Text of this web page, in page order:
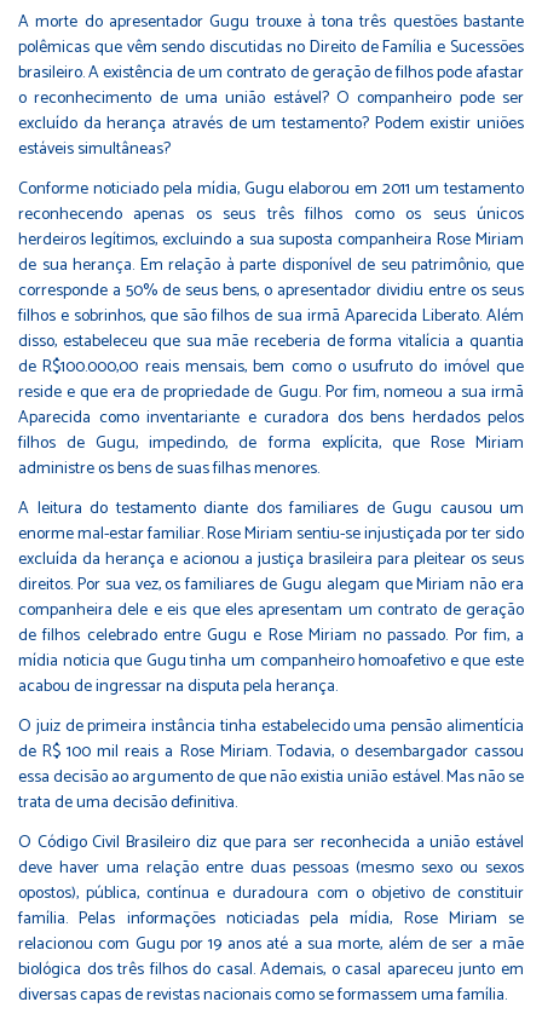
A morte do apresentador Gugu trouxe à tona três questões bastante
polêmicas que vêm sendo discutidas no Direito de Família e Sucessões
brasileiro. A existência de um contrato de geração de filhos pode afastar
o reconhecimento de uma união estável? O companheiro pode ser
excluído da herança através de um testamento? Podem existir uniões
estáveis simultâneas?
Conforme noticiado pela mídia, Gugu elaborou em 2011 um testamento
reconhecendo apenas os seus três filhos como os seus únicos
herdeiros legítimos, excluindo a sua suposta companheira Rose Miriam
de sua herança. Em relação à parte disponível de seu patrimônio, que
corresponde a 50% de seus bens, o apresentador dividiu entre os seus
filhos e sobrinhos, que são filhos de sua irmã Aparecida Liberato. Além
disso, estabeleceu que sua mãe receberia de forma vitalícia a quantia
de R$100.000,00 reais mensais, bem como o usufruto do imóvel que
reside e que era de propriedade de Gugu. Por fim, nomeou a sua irmã
Aparecida como inventariante e curadora dos bens herdados pelos
filhos de Gugu, impedindo, de forma explícita, que Rose Miriam
administre os bens de suas filhas menores.
A leitura do testamento diante dos familiares de Gugu causou um
enorme mal-estar familiar. Rose Miriam sentiu-se injustiçada por ter sido
excluída da herança e acionou a justiça brasileira para pleitear os seus
direitos. Por sua vez, os familiares de Gugu alegam que Miriam não era
companheira dele e eis que eles apresentam um contrato de geração
de filhos celebrado entre Gugu e Rose Miriam no passado. Por fim, a
mídia noticia que Gugu tinha um companheiro homoafetivo e que este
acabou de ingressar na disputa pela herança.
O juiz de primeira instância tinha estabelecido uma pensão alimentícia
de R$ 100 mil reais a Rose Miriam. Todavia, o desembargador cassou
essa decisão ao argumento de que não existia união estável. Mas não se
trata de uma decisão definitiva.
O Código Civil Brasileiro diz que para ser reconhecida a união estável
deve haver uma relação entre duas pessoas (mesmo sexo ou sexos
opostos), pública, contínua e duradoura com o objetivo de constituir
família. Pelas informações noticiadas pela mídia, Rose Miriam se
relacionou com Gugu por 19 anos até a sua morte, além de ser a mãe
biológica dos três filhos do casal. Ademais, o casal apareceu junto em
diversas capas de revistas nacionais como se formassem uma família.